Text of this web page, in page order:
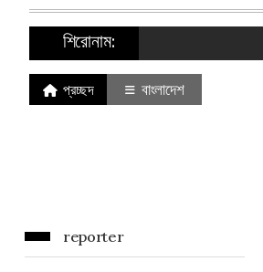
শিরোনাম:
প্রচ্ছদ বাংলাদেশ
reporter